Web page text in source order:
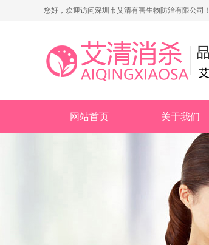
您好，欢迎访问深圳市艾清有害生物防治有限公司！
网站首页 关于我们